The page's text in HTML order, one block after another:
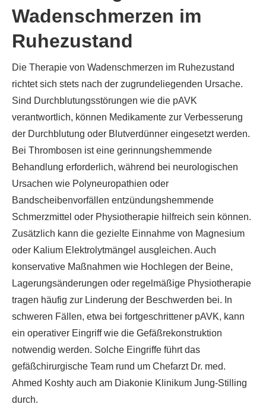
Wadenschmerzen im
Ruhezustand
Die Therapie von Wadenschmerzen im Ruhezustand
richtet sich stets nach der zugrundeliegenden Ursache.
Sind Durchblutungsstörungen wie die pAVK
verantwortlich, können Medikamente zur Verbesserung
der Durchblutung oder Blutverdünner eingesetzt werden.
Bei Thrombosen ist eine gerinnungshemmende
Behandlung erforderlich, während bei neurologischen
Ursachen wie Polyneuropathien oder
Bandscheibenvorfällen entzündungshemmende
Schmerzmittel oder Physiotherapie hilfreich sein können.
Zusätzlich kann die gezielte Einnahme von Magnesium
oder Kalium Elektrolytmängel ausgleichen. Auch
konservative Maßnahmen wie Hochlegen der Beine,
Lagerungsänderungen oder regelmäßige Physiotherapie
tragen häufig zur Linderung der Beschwerden bei. In
schweren Fällen, etwa bei fortgeschrittener pAVK, kann
ein operativer Eingriff wie die Gefäßrekonstruktion
notwendig werden. Solche Eingriffe führt das
gefäßchirurgische Team rund um Chefarzt Dr. med.
Ahmed Koshty auch am Diakonie Klinikum Jung-Stilling
durch.